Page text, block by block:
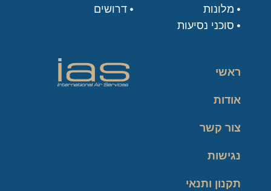
מלונות
סוכני נסיעות
דרושים
ראשי
אודות
צור קשר
נגישות
תקנון ותנאי